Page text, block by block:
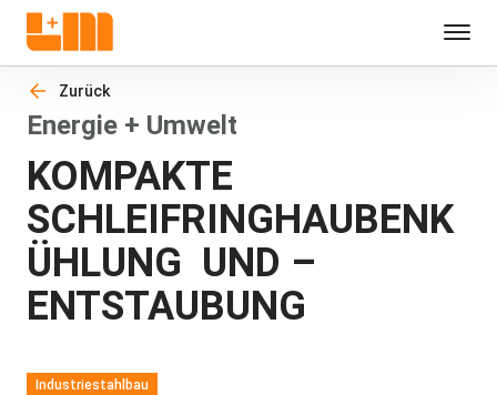
Zurück
Energie + Umwelt
KOMPAKTE
SCHLEIFRINGHAUBENK
ÜHLUNG UND –
ENTSTAUBUNG
Industriestahlbau